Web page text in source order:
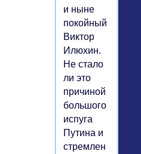
и ныне
покойный
Виктор
Илюхин.
Не стало
ли это
причиной
большого
испуга
Путина и
стремления